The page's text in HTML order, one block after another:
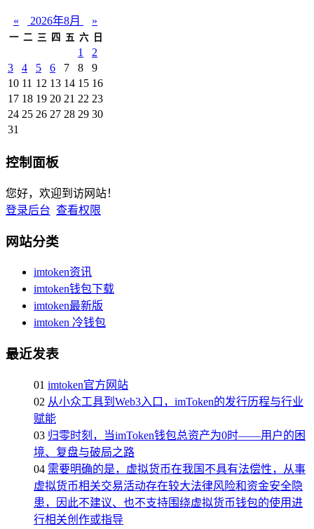
« 2026年8月 »
一 二 三 四 五 六 日
1
2
3
4 5 6 7 8
9
10 11 12 13 14 15 16
17 18 19 20 21 22 23
24 25 26 27 28 29 30
31
控制面板
您好，欢迎到访网站！
登录后台 查看权限
网站分类
imtoken资讯
imtoken钱包下载
imtoken最新版
imtoken 冷钱包
最近发表
01 imtoken官方网站
02 从小众工具到Web3入口，imToken的发行历程与行业
赋能
03 归零时刻，当imToken钱包总资产为0时——用户的困
境、复盘与破局之路
04 需要明确的是，虚拟货币在我国不具有法偿性，从事
虚拟货币相关交易活动存在较大法律风险和资金安全隐
患，因此不建议、也不支持围绕虚拟货币钱包的使用进
行相关创作或指导